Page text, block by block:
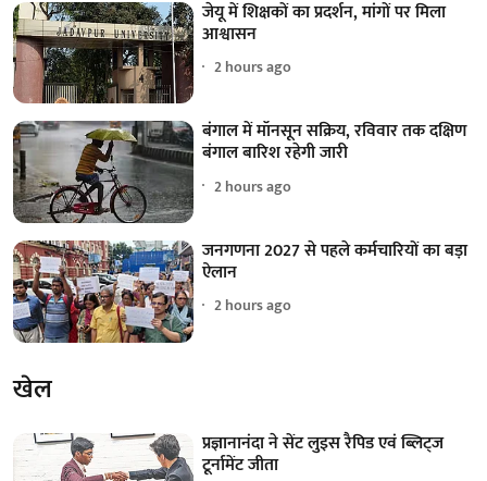
जेयू में शिक्षकों का प्रदर्शन, मांगों पर मिला
आश्वासन
2 hours ago
बंगाल में मॉनसून सक्रिय, रविवार तक दक्षिण
बंगाल बारिश रहेगी जारी
2 hours ago
जनगणना 2027 से पहले कर्मचारियों का बड़ा
ऐलान
2 hours ago
खेल
प्रज्ञानानंदा ने सेंट लुइस रैपिड एवं ब्लिट्ज
टूर्नामेंट जीता